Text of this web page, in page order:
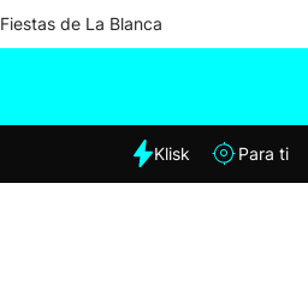
Fiestas de La Blanca
Klisk Para ti